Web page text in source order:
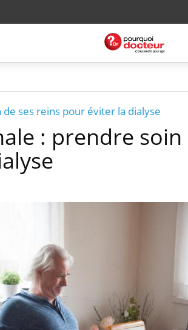
ses reins pour éviter la dialyse
: prendre soin